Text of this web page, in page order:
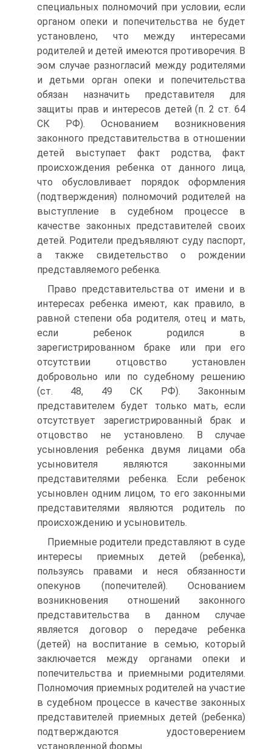
специальных полномочий при условии, если
органом опеки и попечительства не будет
установлено, что между интересами
родителей и детей имеются противоречия. В
эом случае разногласий между родителями
и детьми орган опеки и попечительства
обязан назначить представителя для
защиты прав и интересов детей (п. 2 ст. 64
СК РФ). Основанием возникновения
законного представительства в отношении
детей выступает факт родства, факт
происхождения ребенка от данного лица,
что обусловливает порядок оформления
(подтверждения) полномочий родителей на
выступление в судебном процессе в
качестве законных представителей своих
детей. Родители предъявляют суду паспорт,
а также свидетельство о рождении
представляемого ребенка.
Право представительства от имени и в
интересах ребенка имеют, как правило, в
равной степени оба родителя, отец и мать,
если ребенок родился в
зарегистрированном браке или при его
отсутствии отцовство установлен
добровольно или по судебному решению
(ст. 48, 49 СК РФ). Законным
представителем будет только мать, если
отсутствует зарегистрированный брак и
отцовство не установлено. В случае
усыновления ребенка двумя лицами оба
усыновителя являются законными
представителями ребенка. Если ребенок
усыновлен одним лицом, то его законными
представителями являются родитель по
происхождению и усыновитель.
Приемные родители представляют в суде
интересы приемных детей (ребенка),
пользуясь правами и неся обязанности
опекунов (попечителей). Основанием
возникновения отношений законного
представительства в данном случае
является договор о передаче ребенка
(детей) на воспитание в семью, который
заключается между органами опеки и
попечительства и приемными родителями.
Полномочия приемных родителей на участие
в судебном процессе в качестве законных
представителей приемных детей (ребенка)
подтверждаются удостоверением
установленной формы.